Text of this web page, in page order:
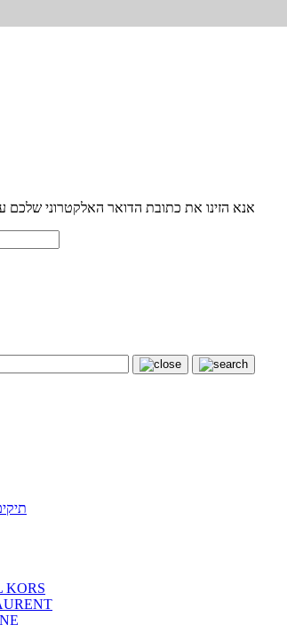
אנא הזינו את כתובת הדואר האלקטרוני שלכם
KORS